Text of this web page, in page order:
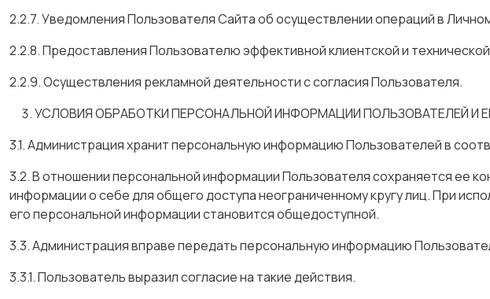
2.2.7. Уведомления Пользователя Сайта об осуществлении операций в
2.2.8. Предоставления Пользователю эффективной клиентской и
2.2.9. Осуществления рекламной деятельности с согласия Пользователя.
УСЛОВИЯ ОБРАБОТКИ ПЕРСОНАЛЬНОЙ ИНФОРМАЦИИ ПОЛЬЗОВАТЕЛЕЙ И
3.1. Администрация хранит персональную информацию Пользователей в
3.2. В отношении персональной информации Пользователя сохраняется ее
информации о себе для общего доступа неограниченному кругу лиц. При
его персональной информации становится общедоступной.
3.3. Администрация вправе передать персональную информацию
3.3.1. Пользователь выразил согласие на такие действия.